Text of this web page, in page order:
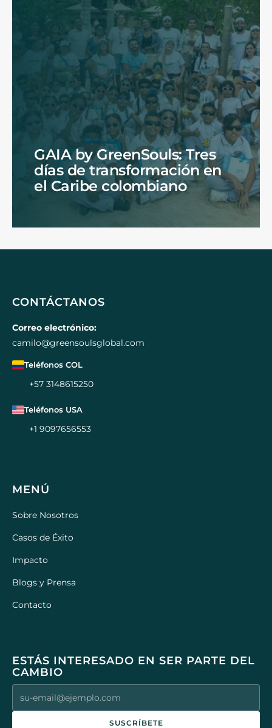
GAIA by GreenSouls: Tres
días de transformación en
el Caribe colombiano
CONTÁCTANOS
Correo electrónico:
camilo@greensoulsglobal.com
Teléfonos COL
+57 3148615250
Teléfonos USA
+1 9097656553
MENÚ
Sobre Nosotros
Casos de Éxito
Impacto
Blogs y Prensa
Contacto
ESTÁS INTERESADO EN SER PARTE DEL
CAMBIO
SUSCRÍBETE